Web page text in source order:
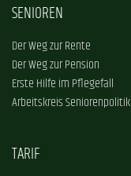
SENIOREN
Der Weg zur Rente
Der Weg zur Pension
Erste Hilfe im Pflegefall
Arbeitskreis Seniorenpolitik
TARIF